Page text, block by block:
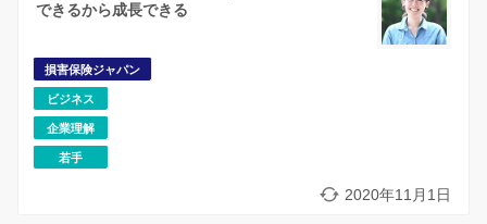
できるから成長できる
損害保険ジャパン
ビジネス
企業理解
若手
2020年11月1日